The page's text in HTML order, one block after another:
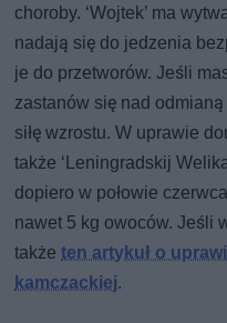
choroby. ‘Wojtek’ ma
nadają się do jedzenia
je do przetworów. Jeśli
zastanów się nad odmianą
siłę wzrostu. W uprawie
także ‘Leningradskij
dopiero w połowie
nawet 5 kg owoców. Jeśli
takżeten artykuł o
kamczackiej.